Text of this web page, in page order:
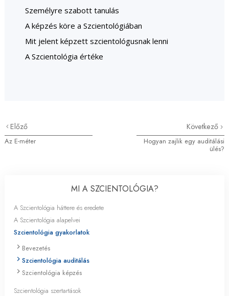
Személyre szabott tanulás
A képzés köre a Szcientológiában
Mit jelent képzett szcientológusnak lenni
A Szcientológia értéke
Előző
Az E-méter
Következő
Hogyan zajlik egy auditálási
ülés?
MI A SZCIENTOLÓGIA?
A Szcientológia háttere és eredete
A Szcientológia alapelvei
Szcientológia gyakorlatok
Bevezetés
Szcientológia auditálás
Szcientológia képzés
Szcientológia szertartások